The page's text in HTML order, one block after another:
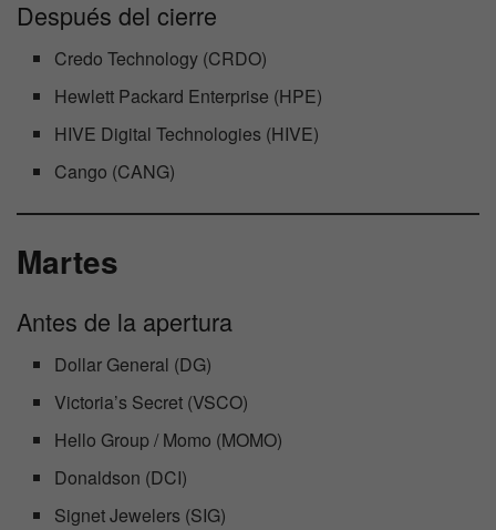
Después del cierre
Credo Technology (CRDO)
Hewlett Packard Enterprise (HPE)
HIVE Digital Technologies (HIVE)
Cango (CANG)
Martes
Antes de la apertura
Dollar General (DG)
Victoria’s Secret (VSCO)
Hello Group / Momo (MOMO)
Donaldson (DCI)
Signet Jewelers (SIG)